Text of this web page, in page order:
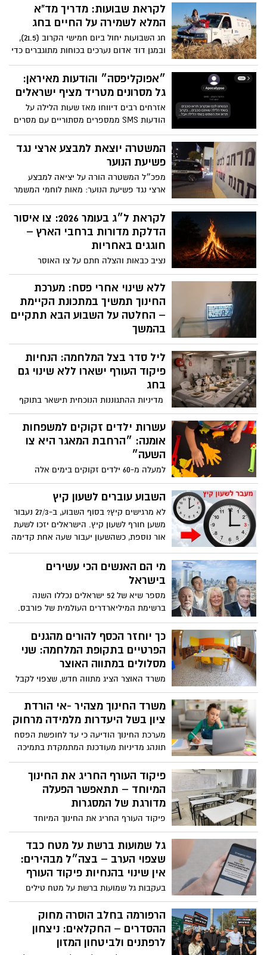
העניקו צוותי מד"א טיפול רפואי ל־49 בני אדם
במצב קל, אדם אחד במצב בינוני ושניים
במצב קשה.
לקראת שבועות: מדריך מד"א
המלא לשמירה על החיים בחג
חג השבועות יחול ביום חמישי הקרוב (21.5),
ובמגן דוד אדום נערכים בכוחות מתוגברים כדי
לאבטח את המתפללים והמטיילים. לקראת
החג, מפרסם הארגון שורת הנחיות חיוניות
למניעת אסונות – מטיפול באלרגיות לחלב
ועד התמודדות עם זרמי סחף בים וסכנת
התייבשות.
״אפוקליפסה״ והודעות מאיראן:
גל מסרונים מטריד מציף ישראלים
אזרחים רבים דיווחו מאז שעות הלילה על
הודעות SMS ממספרים מסתוריים עם מסרים
מאיימים וניסיונות לעורר פחד ובהלה. חלק
מההודעות נשלחו תחת השם “Apocalypse”
וכללו איומים מרומזים והודעות בסגנון לוחמה
על קישורים, לא להשיב להודעות — ולחסום
מיד את המספרים
המשטרה יוצאת למבצע ארצי נגד
פשיעת הנוער
מפכ״ל המשטרה הורה על יציאה למבצע
ארצי נגד פשיעת הנוער: מאות לוחמי המשמר
הלאומי של מג״ב, תגבור כוחות בשטח, פריסה
רחבה במוקדי חיכוך ופעילות ממוקדת נגד
מחוללי פשיעה
לקראת ל״ג בעומר 2026: צו איסור
הדלקת מדורות ברחבי הארץ –
חוגגים באחריות
נציב כבאות והצלה חתם על צו האוסר
הדלקת מדורות והבערת אש בכל רחבי הארץ,
החל מתאריך 3 במאי ועד ל-30 ביוני בחצות.
ההחלטה התקבלה בשל תנאים קיצוניים
המעלים באופן משמעותי את הסיכון
והגנה על היערות והשטחים הפתוחים.
ללא שינוי אחרי פסח: מערכת
החינוך תמשיך במתכונת הקיימת
– החלטה על השבוע הבא תתקיים
בהמשך
ביום חמישי ושישי הקרובים הלימודים יתקיימו
בהתאם למתווה של ערב החג ובכפוף להנחיות
פיקוד העורף; במקביל נבחנת חזרה הדרגתית
ליל סדר בצל המלחמה: הנחיות
פיקוד העורף ישארו ללא שינוי גם
בחג
מדיניות ההתגוננות הנוכחית תישאר בתוקף
ותחול גם במהלך ערב ליל הסדר. ההנחיות
הוארכו ללא שינוי עד ליום שבת, 4 באפריל
2026, בשעה 20:00. בפיקוד העורף מציינים כי
ימשיכו לבחון בימים הקרובים התאמות
הנדרש בין הצלת חיים לבין קיום שגרת חירום.
המדיניות תעודכן ותפורסם לציבור.
עשרות ילדים זקוקים למשפחות
אומנה: ״הרחבת המאגר היא צו
השעה״
למעלה מ-60 ילדים זקוקים בימים אלה
למשפחות אומנה ונמצאים בינתיים במסגרות
חירום; בארגוני האומנה מעריכים כי המספר
צפוי לזנק עם התייצבות המצב הביטחוני
השבוע עוברים לשעון קיץ
לא מרגישים קיץ? בסוף השבוע, ב-27/3 נעבור
משען חורף לשעון קיץ. הישראלים יזכו לשעת
אור נוספת, כשהשעון יעבור שעה אחת קדימה
מי הם האנשים הכי עשירים
בישראל
מספר שיא של 52 ישראלים נכללו השנה
ברשימת המיליארדרים העולמית של פורבס.
ההון המצרפי של עשירי ישראל הגיע לשיא של
כ-308 מיליארד דולר.
כך יוחזר הכסף להורים מהגנים
הפרטיים בתקופת המלחמה: שני
מסלולים במתווה האוצר
משרד האוצר הציג מתווה חדש, שצפוי לקבל
אישור בקרוב, ומציע שני מסלולים
להתמודדות עם המשבר במעונות היום והגנים
הפרטיים שנסגרו מאז פרוץ המלחמה עם
והמסגרות אינן פועלות.
משרד החינוך מצהיר -אי הורדת
ציון בשל היעדרות מלמידה מרחוק
מערכת החינוך הודיעה כי עד לחופשת הפסח
תונהג מדיניות מעודכנת המתמקדת בתמיכה
אישית בתלמידים ובהתחשבות במצבים
מורכבים.
פיקוד העורף החריג את החינוך
המיוחד – תתאפשר הפעלה
מדורגת של המסגרות
פיקוד העורף החריג את החינוך המיוחד
ותתאפשר הפעלה מדורגת של מסגרות החינוך
גל שמועות ברשת על מטח כבד
שצפוי הערב – בצה״ל מבהירים:
אין שינוי בהנחיות פיקוד העורף
בעקבות גל שמועות ברשת על מטח טילים
כבד הצפוי לכאורה הערב, בצה״ל ובפיקוד
העורף מבקשים להרגיע את הציבור: אין שינוי
בהנחיות. דובר צה״ל תא״ל אפי דפרין הדגיש
כי הצבא ערוך בהגנה חזקה וקרא לציבור
להסתמך רק על הודעות רשמיות ולהמשיך
הרפורמה בחלב הוסרה מחוק
ההסדרים – החקלאים: ניצחון
לרפתנים ולביטחון המזון